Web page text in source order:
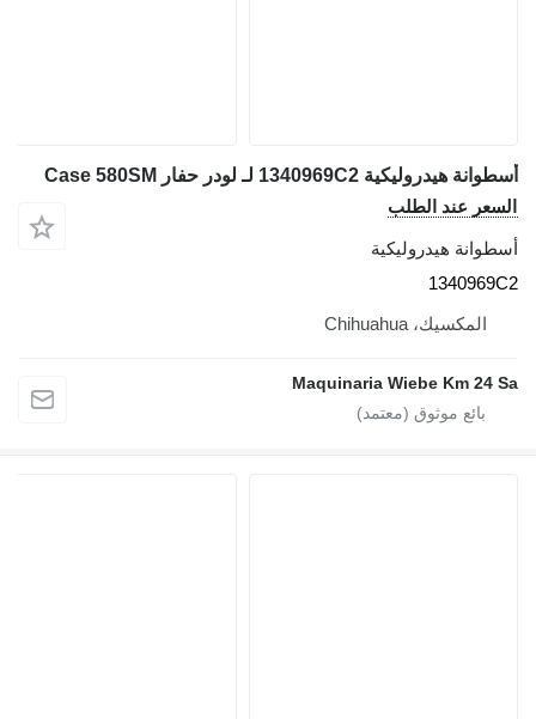
أسطوانة هيدروليكية 1340969C2 لـ لودر حفار Case 580SM
السعر عند الطلب
أسطوانة هيدروليكية
1340969C2
المكسيك، Chihuahua
Maquinaria Wiebe Km 24 Sa